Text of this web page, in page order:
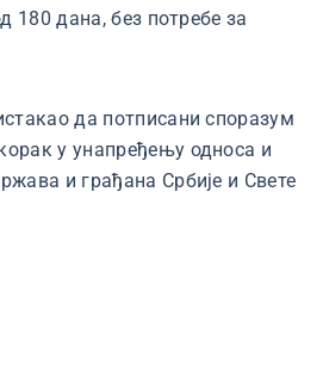
180 дана, без потребе за
да потписани споразум
у унапређењу односа и
и грађана Србије и Свете